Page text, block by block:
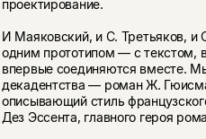
проектирование.
И Маяковский, и С. Третьяков, и
одним прототипом — с текстом,
впервые соединяются вместе.
декадентства — роман Ж.
описывающий стиль
Дез Эссента, главного героя